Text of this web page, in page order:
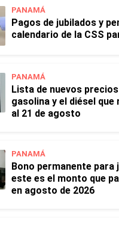
PANAMÁ
Pagos de jubilados y
calendario de la CSS
PANAMÁ
Lista de nuevos
gasolina y el diésel que
al 21 de agosto
PANAMÁ
Bono permanente para
este es el monto que
en agosto de 2026